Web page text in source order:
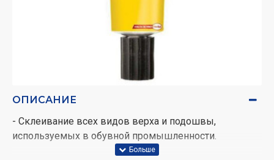
ОПИСАНИЕ
- Склеивание всех видов верха и подошвы,
используемых в обувной промышленности.